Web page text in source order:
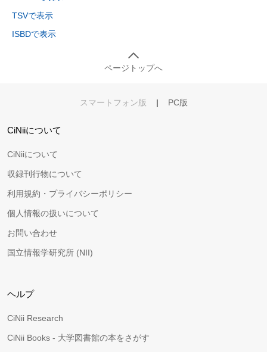
TSVで表示
ISBDで表示
ページトップへ
スマートフォン版 | PC版
CiNiiについて
CiNiiについて
収録刊行物について
利用規約・プライバシーポリシー
個人情報の扱いについて
お問い合わせ
国立情報学研究所 (NII)
ヘルプ
CiNii Research
CiNii Books - 大学図書館の本をさがす